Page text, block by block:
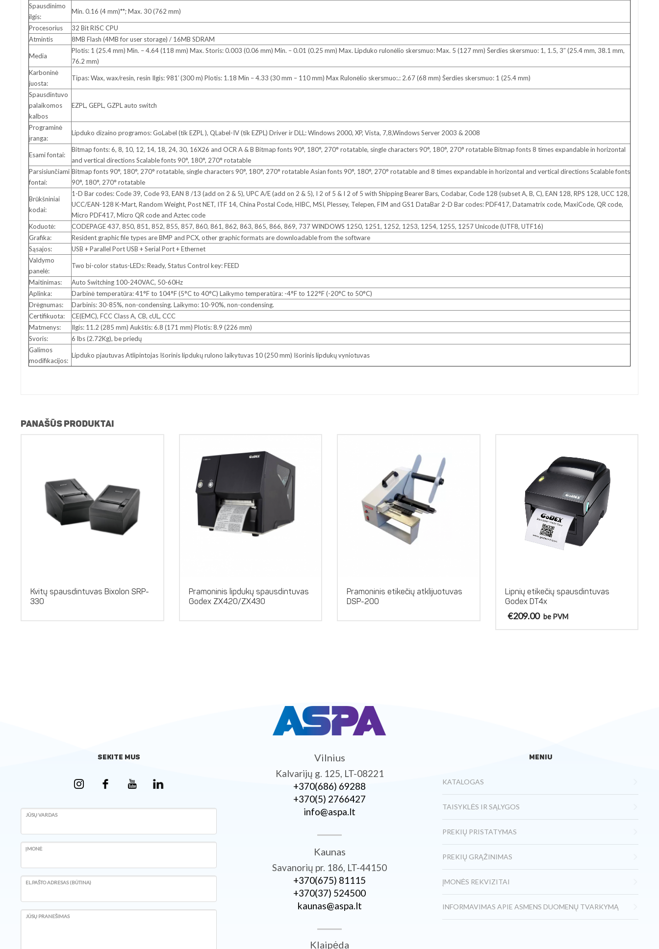
Spausdinimo
ilgis:
Min. 0.16 (4 mm)**; Max. 30 (762 mm)
Procesorius
32 Bit RISC CPU
Atmintis
8MB Flash (4MB for user storage) / 16MB SDRAM
Media
Plotis: 1 (25.4 mm) Min. – 4.64 (118 mm) Max. Storis: 0.003 (0.06 mm) Min. – 0.01 (0.25 mm) Max. Lipduko rulonėlio skersmuo: Max. 5 (127 mm) Šerdies skersmuo: 1, 1.5, 3″ (25.4 mm, 38.1 mm,
76.2 mm)
Karboninė
juosta:
Tipas: Wax, wax/resin, resin Ilgis: 981′ (300 m) Plotis: 1.18 Min – 4.33 (30 mm – 110 mm) Max Rulonėlio skersmuo:.: 2.67 (68 mm) Šerdies skersmuo: 1 (25.4 mm)
Spausdintuvo
palaikomos
kalbos
EZPL, GEPL, GZPL auto switch
Programinė
įranga:
Lipduko dizaino programos: GoLabel (tik EZPL ), QLabel-IV (tik EZPL) Driver ir DLL: Windows 2000, XP, Vista, 7,8,Windows Server 2003 & 2008
Esami fontai:
Bitmap fonts: 6, 8, 10, 12, 14, 18, 24, 30, 16X26 and OCR A & B Bitmap fonts 90°, 180°, 270° rotatable, single characters 90°, 180°, 270° rotatable Bitmap fonts 8 times expandable in horizontal
and vertical directions Scalable fonts 90°, 180°, 270° rotatable
Parsisiunčiami
fontai:
Bitmap fonts 90°, 180°, 270° rotatable, single characters 90°, 180°, 270° rotatable Asian fonts 90°, 180°, 270° rotatable and 8 times expandable in horizontal and vertical directions Scalable fonts
90°, 180°, 270° rotatable
Brūkšniniai
kodai:
1-D Bar codes: Code 39, Code 93, EAN 8 /13 (add on 2 & 5), UPC A/E (add on 2 & 5), I 2 of 5 & I 2 of 5 with Shipping Bearer Bars, Codabar, Code 128 (subset A, B, C), EAN 128, RPS 128, UCC 128,
UCC/EAN-128 K-Mart, Random Weight, Post NET, ITF 14, China Postal Code, HIBC, MSI, Plessey, Telepen, FIM and GS1 DataBar 2-D Bar codes: PDF417, Datamatrix code, MaxiCode, QR code,
Micro PDF417, Micro QR code and Aztec code
Koduotė:
CODEPAGE 437, 850, 851, 852, 855, 857, 860, 861, 862, 863, 865, 866, 869, 737 WINDOWS 1250, 1251, 1252, 1253, 1254, 1255, 1257 Unicode (UTF8, UTF16)
Grafika:
Resident graphic file types are BMP and PCX, other graphic formats are downloadable from the software
Sąsajos:
USB + Parallel Port USB + Serial Port + Ethernet
Valdymo
panelė:
Two bi-color status-LEDs: Ready, Status Control key: FEED
Maitinimas:
Auto Switching 100-240VAC, 50-60Hz
Aplinka:
Darbinė temperatūra: 41°F to 104°F (5°C to 40°C) Laikymo temperatūra: -4°F to 122°F (-20°C to 50°C)
Drėgnumas:
Darbinis: 30-85%, non-condensing. Laikymo: 10-90%, non-condensing.
Certifikuota:
CE(EMC), FCC Class A, CB, cUL, CCC
Matmenys:
Ilgis: 11.2 (285 mm) Aukštis: 6.8 (171 mm) Plotis: 8.9 (226 mm)
Svoris:
6 lbs (2.72Kg), be priedų
Galimos
modifikacijos:
Lipduko pjautuvas Atlipintojas Išorinis lipdukų rulono laikytuvas 10 (250 mm) Išorinis lipdukų vyniotuvas
PANAŠŪS PRODUKTAI
Kvitų spausdintuvas Bixolon SRP-
330
Pramoninis lipdukų spausdintuvas
Godex ZX420/ZX430
Pramoninis etikečių atklijuotuvas
DSP-200
Lipnių etikečių spausdintuvas
Godex DT4x
€209.00 be PVM
SEKITE MUS
JŪSŲ VARDAS
ĮMONĖ
EL.PAŠTO ADRESAS (BŪTINA)
JŪSŲ PRANEŠIMAS
Vilnius
Kalvarijų g. 125, LT-08221
+370­(686) 69288
+370­(5) 2766427
info@aspa.lt
Kaunas
Savanorių pr. 186, LT-44150
+370­(675) 81115
+370­(37) 524500
kaunas@aspa.lt
Klaipėda
MENIU
KATALOGAS
TAISYKLĖS IR SĄLYGOS
PREKIŲ PRISTATYMAS
PREKIŲ GRĄŽINIMAS
ĮMONĖS REKVIZITAI
INFORMAVIMAS APIE ASMENS DUOMENŲ TVARKYMĄ